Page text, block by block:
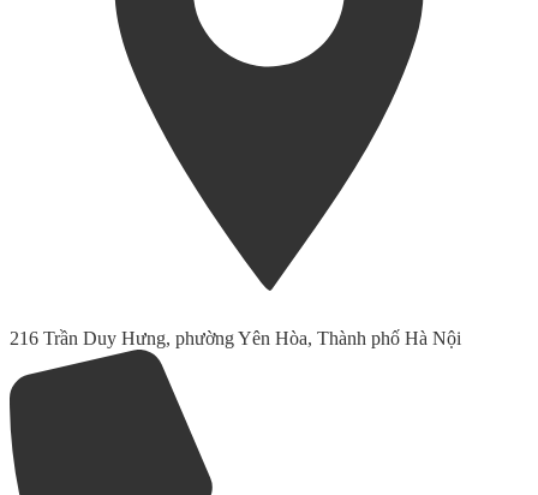
216 Trần Duy Hưng, phường Yên Hòa, Thành phố Hà Nội